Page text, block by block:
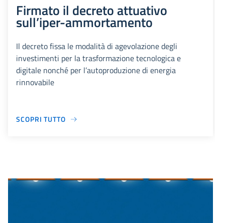
Firmato il decreto attuativo
sull’iper-ammortamento
Il decreto fissa le modalità di agevolazione degli
investimenti per la trasformazione tecnologica e
digitale nonché per l’autoproduzione di energia
rinnovabile
SCOPRI TUTTO